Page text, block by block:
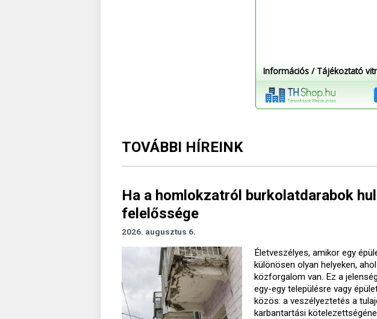
Információs / Tájékoztató
TOVÁBBI HÍREINK
Ha a homlokzatról burkolatdarabok
felelőssége
2026. augusztus 6.
Életveszélyes, amikor egy
különösen olyan helyeken,
közforgalom van. Ez a
egy-egy településre vagy
közös: a veszélyeztetés a
karbantartási